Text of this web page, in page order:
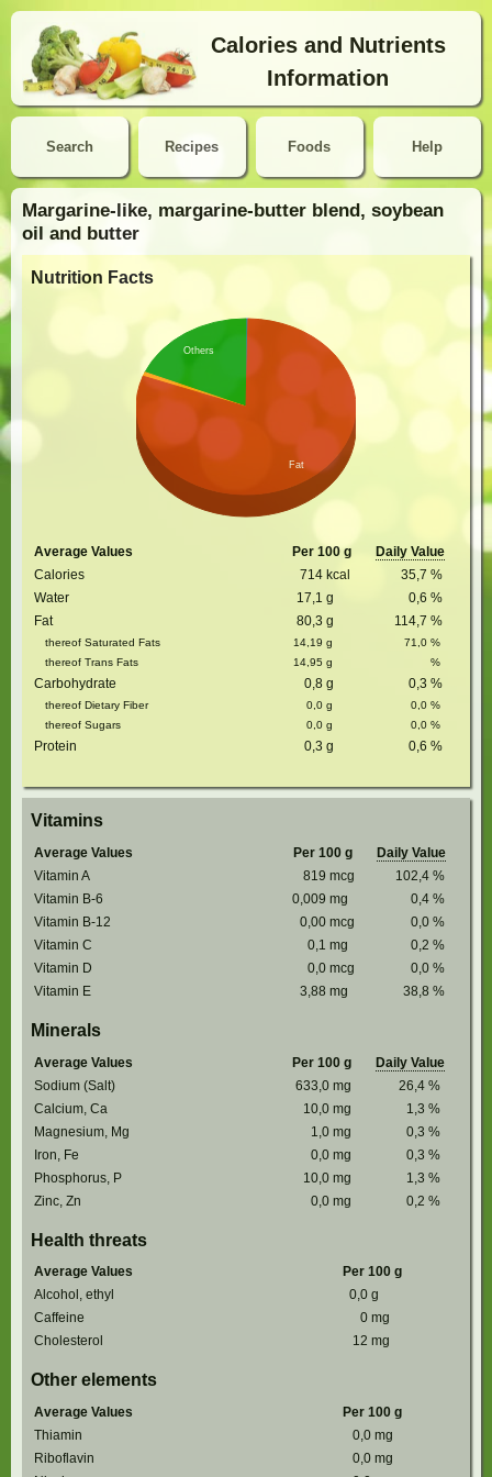
Calories and Nutrients
Information
Search Help
Recipes Foods
Margarine-like, margarine-butter blend, soybean
oil and butter
Nutrition Facts
Others
Fat
Average Values Per 100 g
Daily Value
Calories
714 kcal 35,7 %
Water
17,1 g 0,6 %
Fat
80,3 g 114,7 %
thereof Saturated Fats 14,19 g 71,0 %
thereof Trans Fats
14,95 g %
Carbohydrate 0,8 g 0,3 %
thereof Dietary Fiber 0,0 g 0,0 %
thereof Sugars
0,0 g 0,0 %
Protein 0,3 g 0,6 %
Vitamins
Average Values Per 100 g
Daily Value
Vitamin A
819 mcg 102,4 %
Vitamin B-6
0,009 mg 0,4 %
Vitamin B-12
0,00 mcg 0,0 %
Vitamin C
0,1 mg 0,2 %
Vitamin D
0,0 mcg 0,0 %
Vitamin E
3,88 mg 38,8 %
Minerals
Average Values Per 100 g
Daily Value
Sodium (Salt)
633,0 mg 26,4 %
Calcium, Ca
10,0 mg 1,3 %
Magnesium, Mg
1,0 mg 0,3 %
Iron, Fe
0,0 mg 0,3 %
Phosphorus, P
10,0 mg 1,3 %
Zinc, Zn
0,0 mg 0,2 %
Health threats
Average Values
Per 100 g
Alcohol, ethyl
0,0 g
Caffeine
0 mg
Cholesterol
12 mg
Other elements
Average Values
Per 100 g
Thiamin
0,0 mg
Riboflavin
0,0 mg